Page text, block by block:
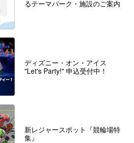
るテーマパーク・施設のご案内
ディズニー・オン・アイス
"Let's Party!" 申込受付中！
新レジャースポット『競輪場特
集』